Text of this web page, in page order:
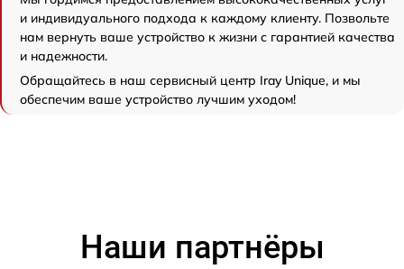
и индивидуального подхода к каждому клиенту. Позвольте
нам вернуть ваше устройство к жизни с гарантией качества
и надежности.
Обращайтесь в наш сервисный центр Iray Unique, и мы
обеспечим ваше устройство лучшим уходом!
Наши партнёры